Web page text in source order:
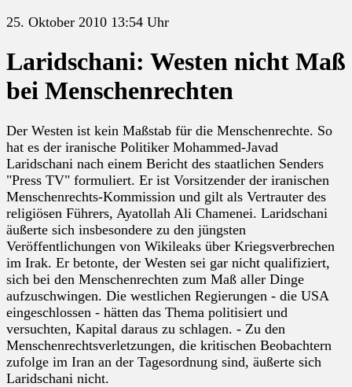
25. Oktober 2010 13:54 Uhr
Laridschani: Westen nicht Maß
bei Menschenrechten
Der Westen ist kein Maßstab für die Menschenrechte. So
hat es der iranische Politiker Mohammed-Javad
Laridschani nach einem Bericht des staatlichen Senders
"Press TV" formuliert. Er ist Vorsitzender der iranischen
Menschenrechts-Kommission und gilt als Vertrauter des
religiösen Führers, Ayatollah Ali Chamenei. Laridschani
äußerte sich insbesondere zu den jüngsten
Veröffentlichungen von Wikileaks über Kriegsverbrechen
im Irak. Er betonte, der Westen sei gar nicht qualifiziert,
sich bei den Menschenrechten zum Maß aller Dinge
aufzuschwingen. Die westlichen Regierungen - die USA
eingeschlossen - hätten das Thema politisiert und
versuchten, Kapital daraus zu schlagen. - Zu den
Menschenrechtsverletzungen, die kritischen Beobachtern
zufolge im Iran an der Tagesordnung sind, äußerte sich
Laridschani nicht.